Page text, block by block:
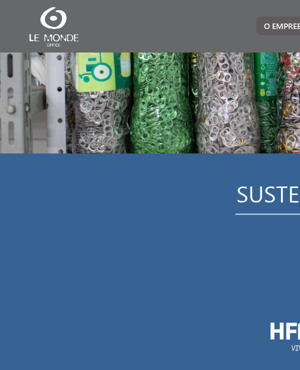
Pular para o conteúdo
O